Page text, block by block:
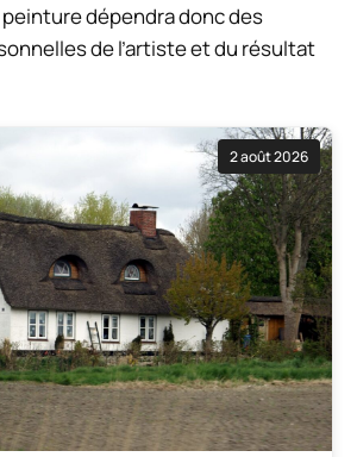
dépendra donc des
de l’artiste et du résultat
2 août 2026